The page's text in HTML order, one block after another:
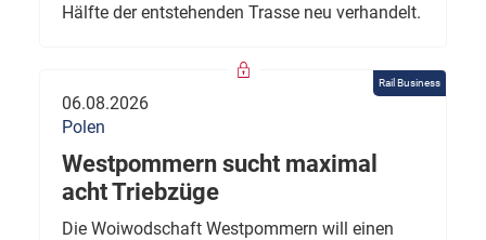
Hälfte der entstehenden Trasse neu verhandelt.
Rail Business
06.08.2026
Polen
Westpommern sucht maximal
acht Triebzüge
Die Woiwodschaft Westpommern will einen